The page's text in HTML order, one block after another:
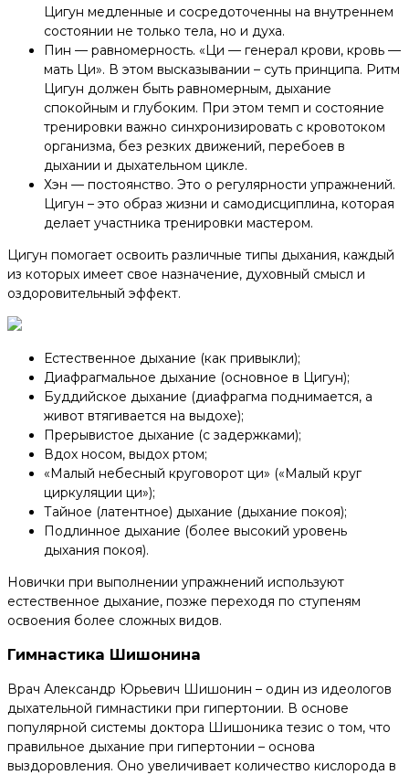
Цигун медленные и сосредоточенны на внутреннем
состоянии не только тела, но и духа.
Пин — равномерность. «Ци — генерал крови, кровь —
мать Ци». В этом высказывании – суть принципа. Ритм
Цигун должен быть равномерным, дыхание
спокойным и глубоким. При этом темп и состояние
тренировки важно синхронизировать с кровотоком
организма, без резких движений, перебоев в
дыхании и дыхательном цикле.
Хэн — постоянство. Это о регулярности упражнений.
Цигун – это образ жизни и самодисциплина, которая
делает участника тренировки мастером.
Цигун помогает освоить различные типы дыхания, каждый
из которых имеет свое назначение, духовный смысл и
оздоровительный эффект.
Естественное дыхание (как привыкли);
Диафрагмальное дыхание (основное в Цигун);
Буддийское дыхание (диафрагма поднимается, а
живот втягивается на выдохе);
Прерывистое дыхание (с задержками);
Вдох носом, выдох ртом;
«Малый небесный круговорот ци» («Малый круг
циркуляции ци»);
Тайное (латентное) дыхание (дыхание покоя);
Подлинное дыхание (более высокий уровень
дыхания покоя).
Новички при выполнении упражнений используют
естественное дыхание, позже переходя по ступеням
освоения более сложных видов.
Гимнастика Шишонина
Врач Александр Юрьевич Шишонин – один из идеологов
дыхательной гимнастики при гипертонии. В основе
популярной системы доктора Шишоника тезис о том, что
правильное дыхание при гипертонии – основа
выздоровления. Оно увеличивает количество кислорода в